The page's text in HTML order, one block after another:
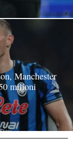
Manchester
milioni